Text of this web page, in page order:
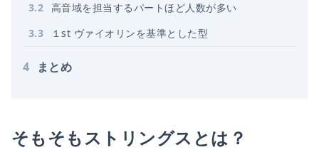
3.2 高音域を担当するパートほど人数が多い
3.3 １st ヴァイオリンを基準とした型
4 まとめ
そもそもストリングスとは？